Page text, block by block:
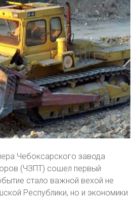
Чебоксарского завода
(ЧЗПТ) сошел первый
стало важной вехой не
Республики, но и экономики